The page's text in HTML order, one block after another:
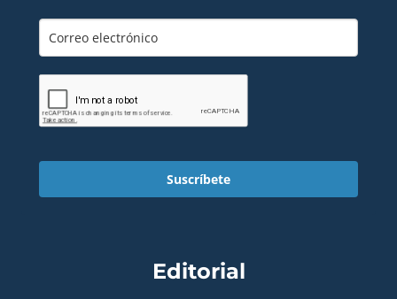
Suscríbete
Editorial